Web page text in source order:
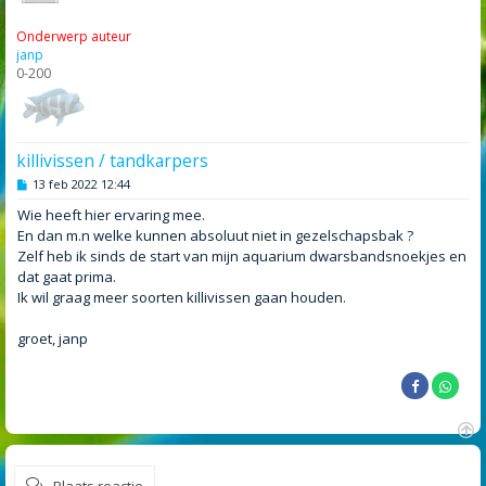
Onderwerp auteur
janp
0-200
killivissen / tandkarpers
B
r
i
c
h
13 feb 2022 12:44
Wie heeft hier ervaring mee.
En dan m.n welke kunnen absoluut niet in gezelschapsbak ?
Zelf heb ik sinds de start van mijn aquarium dwarsbandsnoekjes en
dat gaat prima.
Ik wil graag meer soorten killivissen gaan houden.
groet, janp
O